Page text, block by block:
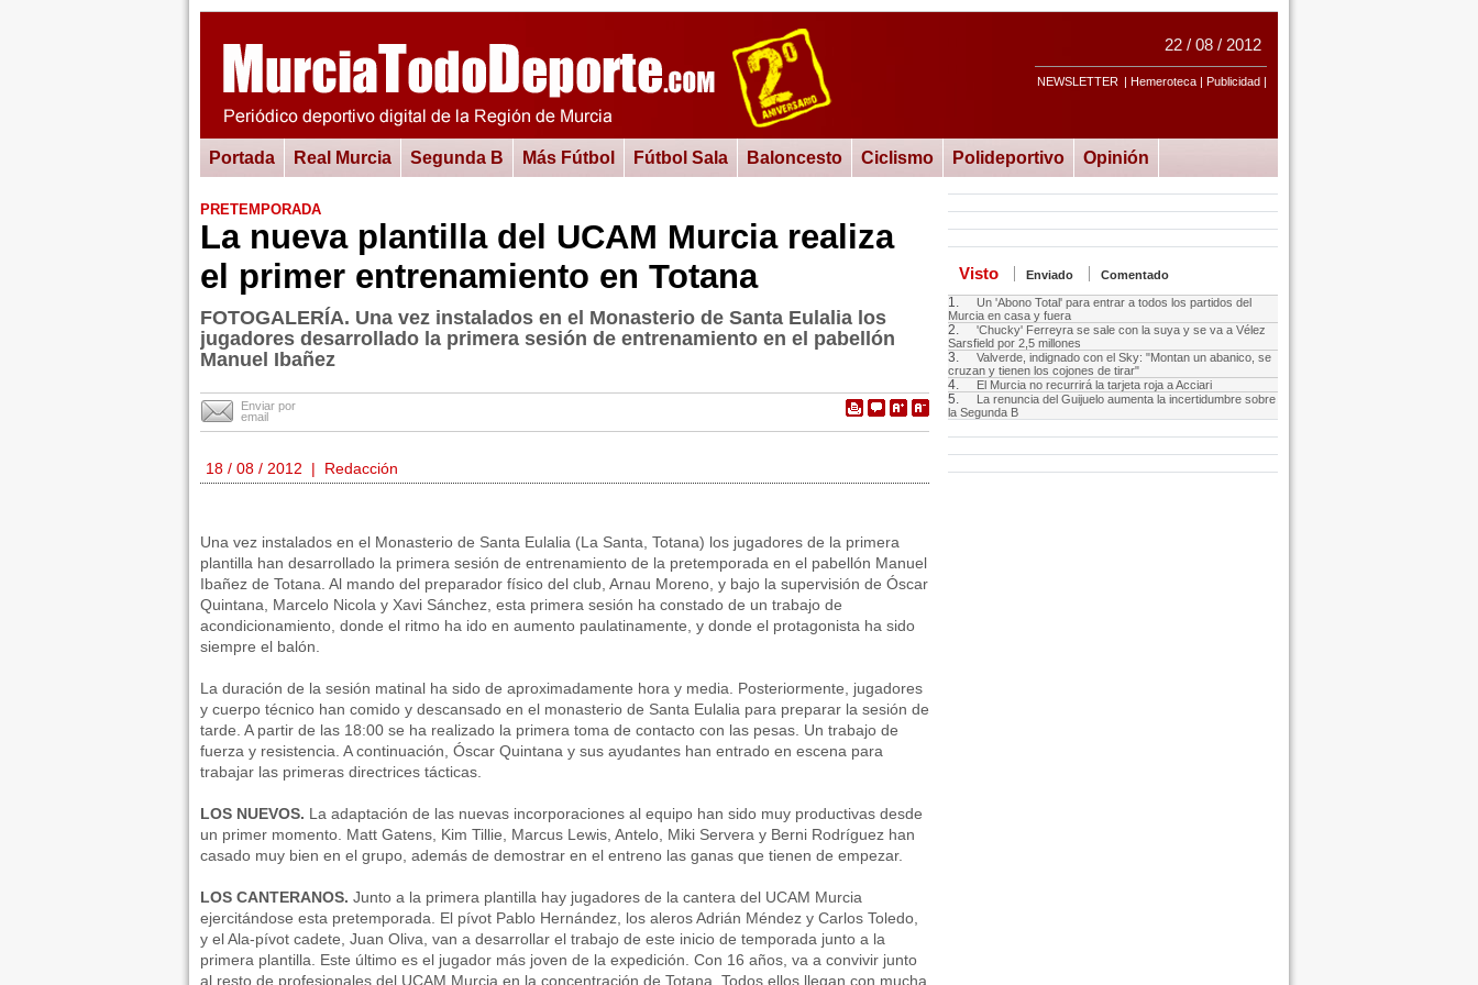
22 / 08 / 2012
NEWSLETTER | Hemeroteca | Publicidad |
Portada Real Murcia Segunda B Más Fútbol Fútbol Sala Baloncesto Ciclismo Polideportivo Opinión
PRETEMPORADA
La nueva plantilla del UCAM Murcia realiza
el primer entrenamiento en Totana
FOTOGALERÍA. Una vez instalados en el Monasterio de Santa Eulalia los
jugadores desarrollado la primera sesión de entrenamiento en el pabellón
Manuel Ibañez
Enviar por
email
18 / 08 / 2012 | Redacción
Una vez instalados en el Monasterio de Santa Eulalia (La Santa, Totana) los jugadores de la primera
plantilla han desarrollado la primera sesión de entrenamiento de la pretemporada en el pabellón Manuel
Ibañez de Totana. Al mando del preparador físico del club, Arnau Moreno, y bajo la supervisión de Óscar
Quintana, Marcelo Nicola y Xavi Sánchez, esta primera sesión ha constado de un trabajo de
acondicionamiento, donde el ritmo ha ido en aumento paulatinamente, y donde el protagonista ha sido
siempre el balón.
La duración de la sesión matinal ha sido de aproximadamente hora y media. Posteriormente, jugadores
y cuerpo técnico han comido y descansado en el monasterio de Santa Eulalia para preparar la sesión de
tarde. A partir de las 18:00 se ha realizado la primera toma de contacto con las pesas. Un trabajo de
fuerza y resistencia. A continuación, Óscar Quintana y sus ayudantes han entrado en escena para
trabajar las primeras directrices tácticas.
LOS NUEVOS. La adaptación de las nuevas incorporaciones al equipo han sido muy productivas desde
un primer momento. Matt Gatens, Kim Tillie, Marcus Lewis, Antelo, Miki Servera y Berni Rodríguez han
casado muy bien en el grupo, además de demostrar en el entreno las ganas que tienen de empezar.
LOS CANTERANOS. Junto a la primera plantilla hay jugadores de la cantera del UCAM Murcia
ejercitándose esta pretemporada. El pívot Pablo Hernández, los aleros Adrián Méndez y Carlos Toledo,
y el Ala-pívot cadete, Juan Oliva, van a desarrollar el trabajo de este inicio de temporada junto a la
primera plantilla. Este último es el jugador más joven de la expedición. Con 16 años, va a convivir junto
al resto de profesionales del UCAM Murcia en la concentración de Totana. Todos ellos llegan con mucha
Visto Enviado Comentado
1.
Un 'Abono Total' para entrar a todos los partidos del
Murcia en casa y fuera
2.
'Chucky' Ferreyra se sale con la suya y se va a Vélez
Sarsfield por 2,5 millones
3.
Valverde, indignado con el Sky: "Montan un abanico, se
cruzan y tienen los cojones de tirar"
4.
El Murcia no recurrirá la tarjeta roja a Acciari
5.
La renuncia del Guijuelo aumenta la incertidumbre sobre
la Segunda B